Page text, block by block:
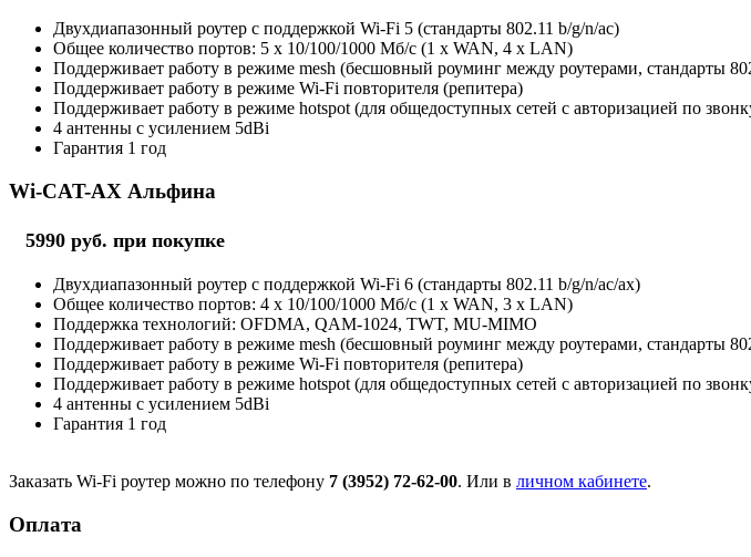
Двухдиапазонный роутер с поддержкой Wi-Fi 5 (стандарты 802.11 b/g/n/ac)
Общее количество портов: 5 х 10/100/1000 Мб/с (1 x WAN, 4 x LAN)
Поддерживает работу в режиме mesh (бесшовный роуминг между роутерами, стандарты
Поддерживает работу в режиме Wi-Fi повторителя (репитера)
Поддерживает работу в режиме hotspot (для общедоступных сетей с авторизацией по
4 антенны с усилением 5dBi
Гарантия 1 год
Wi-CAT-AX Альфина
5990 руб. при покупке
Двухдиапазонный роутер с поддержкой Wi-Fi 6 (стандарты 802.11 b/g/n/ac/ax)
Общее количество портов: 4 х 10/100/1000 Мб/с (1 x WAN, 3 x LAN)
Поддержка технологий: OFDMA, QAM-1024, TWT, MU-MIMO
Поддерживает работу в режиме mesh (бесшовный роуминг между роутерами, стандарты
Поддерживает работу в режиме Wi-Fi повторителя (репитера)
Поддерживает работу в режиме hotspot (для общедоступных сетей с авторизацией по
4 антенны с усилением 5dBi
Гарантия 1 год
Заказать Wi-Fi роутер можно по телефону 7 (3952) 72-62-00. Или в личном кабинете.
Оплата